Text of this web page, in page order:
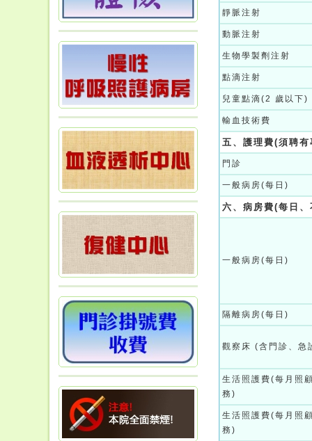
靜脈注射
動脈注射
生物學製劑注射
點滴注射
兒童點滴(2 歲以下)
輸血技術費
五、護理費(須聘
門診
一般病房(每日)
六、病房費(每日
一般病房(每日)
隔離病房(每日)
觀察床 (含門診、急
生活照護費(每月照
務)
生活照護費(每月照
務)